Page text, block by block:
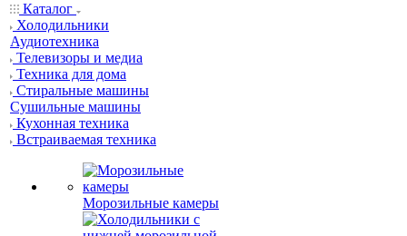
Каталог
Холодильники
Аудиотехника
Телевизоры и медиа
Техника для дома
Стиральные машины
Сушильные машины
Кухонная техника
Встраиваемая техника
Морозильные камеры